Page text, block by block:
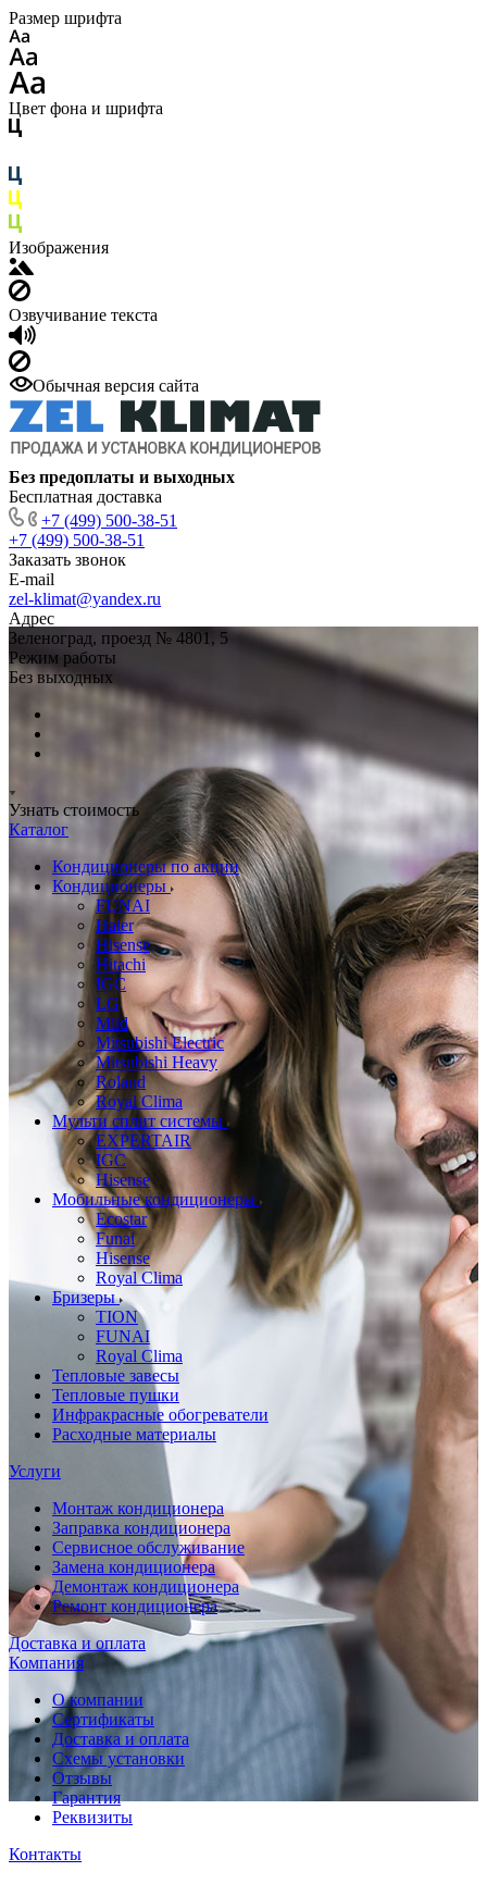
Размер шрифта
Цвет фона и шрифта
Изображения
Озвучивание текста
Обычная версия сайта
Без предоплаты и выходных
Бесплатная доставка
+7 (499) 500-38-51
+7 (499) 500-38-51
Заказать звонок
E-mail
zel-klimat@yandex.ru
Адрес
Зеленоград, проезд № 4801, 5
Режим работы
Без выходных
Узнать стоимость
Каталог
Кондиционеры по акции
Кондиционеры
FUNAI
Haier
Hisense
Hitachi
IGC
LG
Mild
Mitsubishi Electric
Mitsubishi Heavy
Roland
Royal Clima
Мульти сплит системы
EXPERTAIR
IGC
Hisense
Мобильные кондиционеры
Ecostar
Funai
Hisense
Royal Clima
Бризеры
TION
FUNAI
Royal Clima
Тепловые завесы
Тепловые пушки
Инфракрасные обогреватели
Расходные материалы
Услуги
Монтаж кондиционера
Заправка кондиционера
Сервисное обслуживание
Замена кондиционера
Демонтаж кондиционера
Ремонт кондиционера
Доставка и оплата
Компания
О компании
Сертификаты
Доставка и оплата
Схемы установки
Отзывы
Гарантия
Реквизиты
Контакты